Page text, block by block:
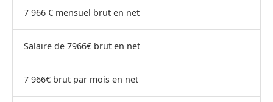
7 966 € mensuel brut en net
Salaire de 7966€ brut en net
7 966€ brut par mois en net